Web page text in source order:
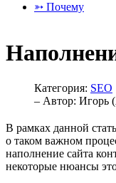
➳ Почему
Категория: SEO
– Автор: Игорь
В рамках данной
о таком важном
наполнение сайта
некоторые нюансы